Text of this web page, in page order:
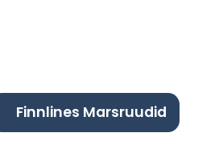
Finnlines Marsruudid